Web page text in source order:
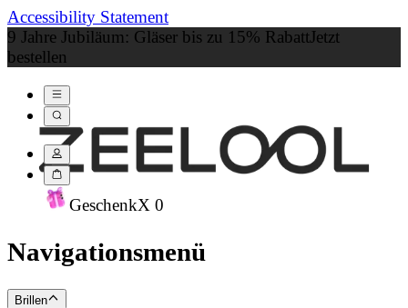
Accessibility Statement
9 Jahre Jubiläum: Gläser bis zu 15% RabattJetzt
bestellen
GeschenkX 0
Navigationsmenü
Brillen